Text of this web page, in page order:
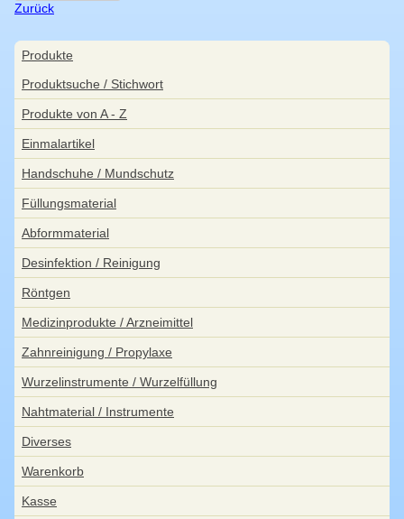
Zurück
Navigation
überspringen
Produkte
Produktsuche / Stichwort
Produkte von A - Z
Einmalartikel
Handschuhe / Mundschutz
Füllungsmaterial
Abformmaterial
Desinfektion / Reinigung
Röntgen
Medizinprodukte / Arzneimittel
Zahnreinigung / Propylaxe
Wurzelinstrumente / Wurzelfüllung
Nahtmaterial / Instrumente
Diverses
Warenkorb
Kasse